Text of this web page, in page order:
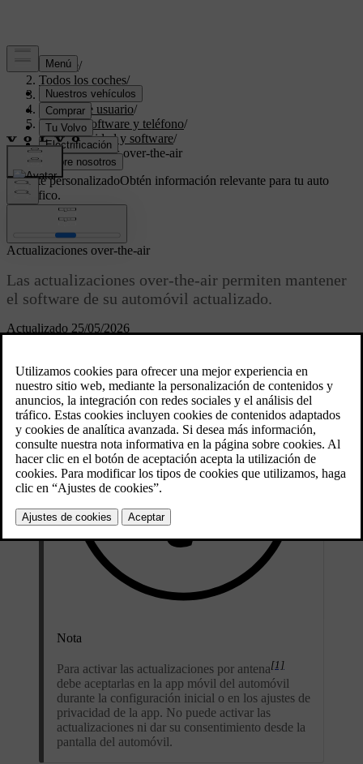
Soporte/
Todos los coches/
EX30 2027/
Manual de usuario/
Pantalla, software y teléfono/
Conectividad y software/
Actualizaciones over-the-air
Soporte personalizadoObtén información relevante para tu auto
específico.
Iniciar sesión
Actualizado 25/05/2026
Actualizaciones over-the-air
Las actualizaciones over-the-air permiten mantener
el software de su automóvil actualizado.
Nota
Para activar las actualizaciones por antena[1]
debe aceptarlas en la app móvil del automóvil
durante la configuración inicial o en los ajustes de
privacidad de la app. No puede activar las
actualizaciones ni dar su consentimiento desde la
pantalla del automóvil.